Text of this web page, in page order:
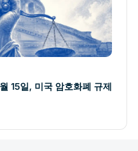
15일, 미국 암호화폐 규제